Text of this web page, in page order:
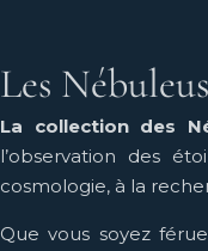
Les
La collection des
l’observation des
cosmologie, à la
Que vous soyez